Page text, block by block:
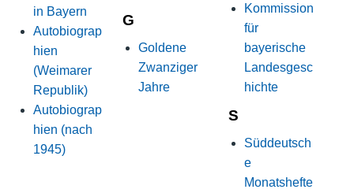
in Bayern
Autobiograp
hien
(Weimarer
Republik)
Autobiograp
hien (nach
1945)
G
Goldene
Zwanziger
Jahre
Kommission
für
bayerische
Landesgesc
hichte
S
Süddeutsch
e
Monatshefte